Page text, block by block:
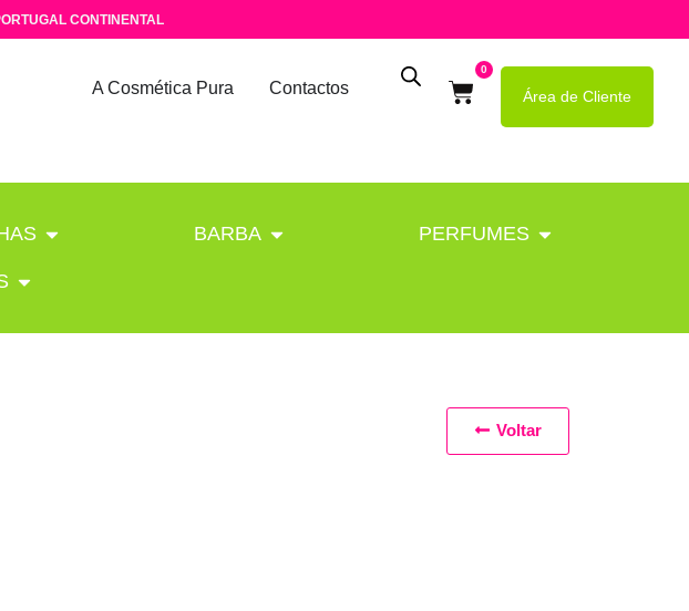
CONTINENTAL
A Cosmética Pura Contactos
0
Área de Cliente
BARBA PERFUMES
Voltar